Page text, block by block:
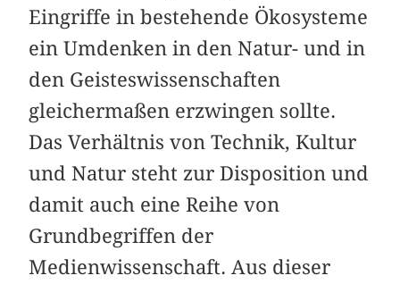
Eingriffe in bestehende Ökosysteme
ein Umdenken in den Natur- und in
den Geisteswissenschaften
gleichermaßen erzwingen sollte.
Das Verhältnis von Technik, Kultur
und Natur steht zur Disposition und
damit auch eine Reihe von
Grundbegriffen der
Medienwissenschaft. Aus dieser